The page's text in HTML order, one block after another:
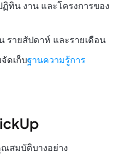
ทิน งาน และโครงการของ
รายสัปดาห์ และรายเดือน
ดเก็บฐานความรู้การ
สมบัติบางอย่าง